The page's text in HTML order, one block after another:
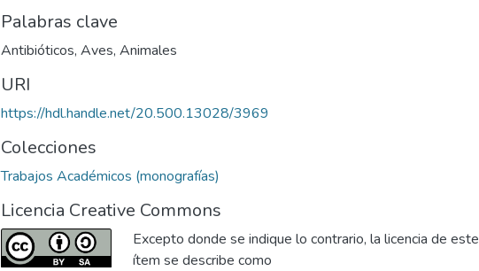
Palabras clave
Antibióticos, Aves, Animales
URI
https://hdl.handle.net/20.500.13028/3969
Colecciones
Trabajos Académicos (monografías)
Licencia Creative Commons
Excepto donde se indique lo contrario, la licencia de este
ítem se describe como